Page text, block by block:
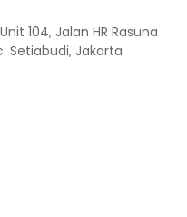
104, Jalan HR Rasuna
Setiabudi, Jakarta